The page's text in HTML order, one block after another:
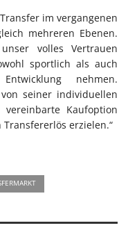
im vergangenen
mehreren Ebenen.
volles Vertrauen
sportlich als auch
nehmen.
seiner individuellen
Kaufoption
erzielen.“